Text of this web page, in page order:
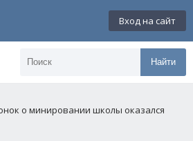
Вход на сайт
Найти
о минировании школы оказался